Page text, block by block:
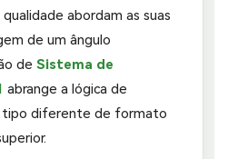
abordam as suas
de um ângulo
de Sistema de
abrange a lógica de
tipo diferente de formato